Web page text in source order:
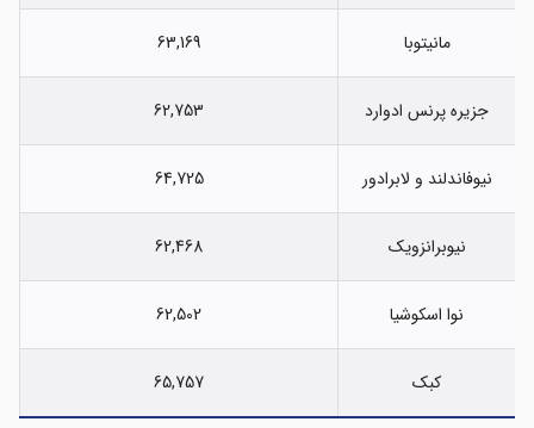
مانیتوبا 63,169
جزیره پرنس ادوارد 62,753
نیوفاندلند و لابرادور 64,725
نیوبرانزویک 62,468
نوا اسکوشیا 62,502
کبک 65,757